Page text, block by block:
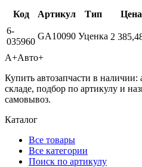
Код Артикул Тип Цена
6-
035960
GA10090 Уценка 2
А+Авто+
Купить автозапчасти в
складе, подбор по артикулу и
самовывоз.
Каталог
Все товары
Все категории
Поиск по артикулу